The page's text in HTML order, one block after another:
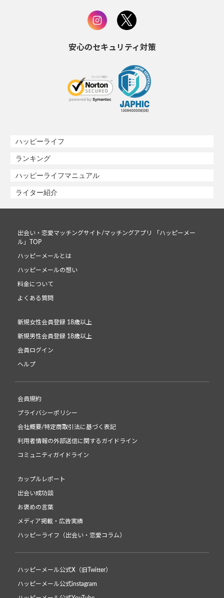
安心のセキュリティ対策
ハッピーライフ
ランキング
ハッピーライフマニュアル
ライター紹介
出会い・恋愛マッチングサイト/マッチングアプリ 「ハッピーメー
ル」TOP
ハッピーメールとは
ハッピーメールの想い
料金について
よくある質問
新規女性会員登録 18歳以上
新規男性会員登録 18歳以上
会員ログイン
ヘルプ
会員規約
プライバシーポリシー
会社概要/特定商取引法に基づく表記
利用者情報の外部送信に関するガイドライン
コミュニティガイドライン
カップルレポート
出会い成功談
お褒めの言葉
メディア掲載・広告実績
ハッピーライフ（出会い・恋愛コラム）
ハッピーメール公式X（旧Twitter）
ハッピーメール公式instagram